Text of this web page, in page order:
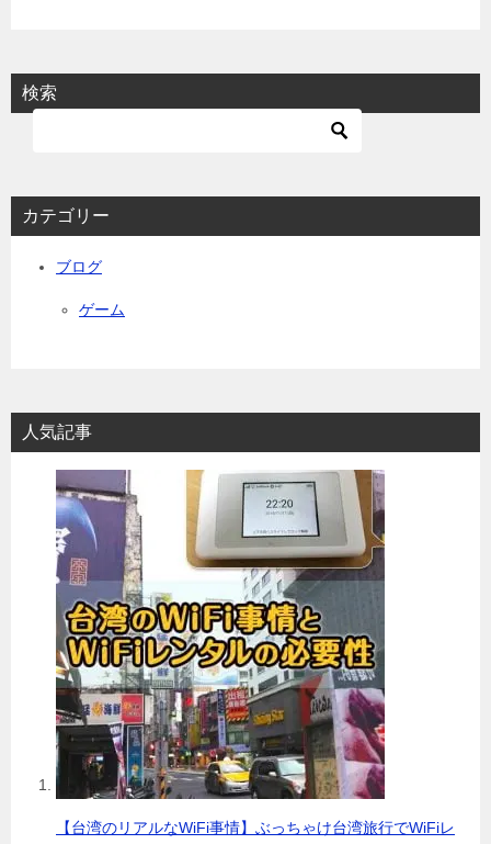
ョ
ン
検索
カテゴリー
ブログ
ゲーム
人気記事
【台湾のリアルなWiFi事情】ぶっちゃけ台湾旅行でWiFiレ